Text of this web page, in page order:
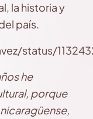
la historia y
país.
status/
he
porque